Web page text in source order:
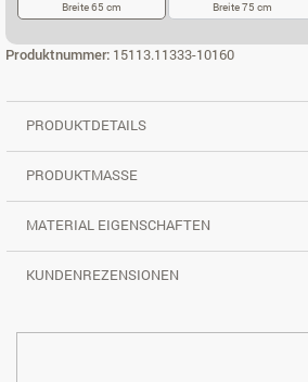
Breite 65 cm Breite 75 cm
Produktnummer: 15113.11333-10160
PRODUKTDETAILS
PRODUKTMASSE
MATERIAL EIGENSCHAFTEN
KUNDENREZENSIONEN